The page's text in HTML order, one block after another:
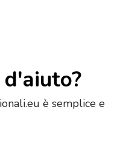
è semplice e